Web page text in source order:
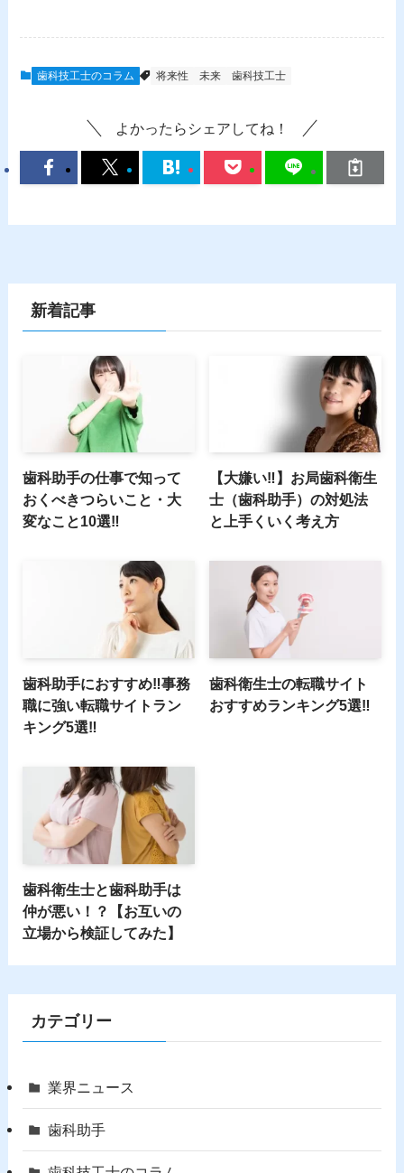
歯科技工士のコラム 将来性 未来 歯科技工士
よかったらシェアしてね！
新着記事
歯科助手の仕事で知って
おくべきつらいこと・大
変なこと10選‼
【大嫌い‼】お局歯科衛生
士（歯科助手）の対処法
と上手くいく考え方
歯科助手におすすめ‼事務
職に強い転職サイトラン
キング5選‼
歯科衛生士の転職サイト
おすすめランキング5選‼
歯科衛生士と歯科助手は
仲が悪い！？【お互いの
立場から検証してみた】
カテゴリー
業界ニュース
歯科助手